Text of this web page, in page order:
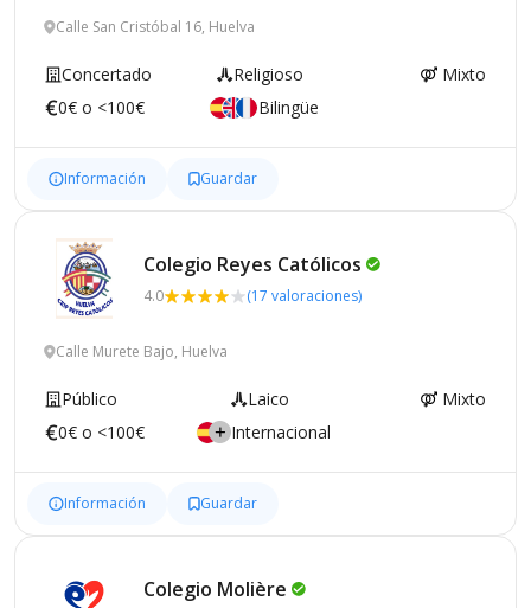
Calle San Cristóbal 16, Huelva
Concertado Religioso
Mixto
0€ o <100€
Bilingüe
Información Guardar
Colegio Reyes Católicos
4.0 (17 valoraciones)
Calle Murete Bajo, Huelva
Público Laico
Mixto
0€ o <100€
Internacional
Información Guardar
Colegio Molière